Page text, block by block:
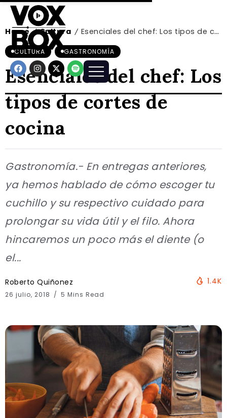
Home / Cultura / Esenciales del chef: Los tipos de cortes de cocina
CULTURA GASTRONOMÍA
Esenciales del chef: Los
tipos de cortes de
cocina
Gastronomía.- En entregas anteriores,
ya hemos hablado de cómo escoger tu
cuchillo y su respectivo cuidado para
prolongar su vida útil y el filo. Ahora
hincaremos un poco más el diente (o
el...
Roberto Quiñonez
26 julio, 2018 5 Mins Read
1.4K